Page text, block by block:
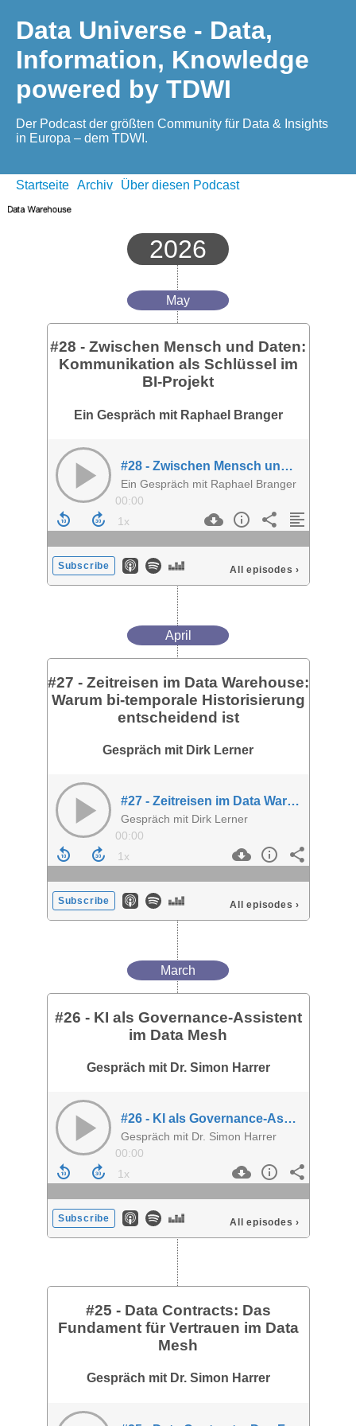
Data Universe - Data,
Information, Knowledge
powered by TDWI
Der Podcast der größten Community für Data & Insights
in Europa – dem TDWI.
Startseite Archiv Über diesen Podcast
2026
May
#28 - Zwischen Mensch und Daten:
Kommunikation als Schlüssel im
BI-Projekt
Ein Gespräch mit Raphael Branger
#28 - Zwischen Mensch und Daten: Kommunikation als Schlüssel im BI-Projekt
Ein Gespräch mit Raphael Branger
00:00
Subscribe All episodes ›
April
#27 - Zeitreisen im Data Warehouse:
Warum bi-temporale Historisierung
entscheidend ist
Gespräch mit Dirk Lerner
#27 - Zeitreisen im Data Warehouse: Warum bi-temporale Historisierung entscheidend ist
Gespräch mit Dirk Lerner
00:00
Subscribe All episodes ›
March
#26 - KI als Governance-Assistent
im Data Mesh
Gespräch mit Dr. Simon Harrer
#26 - KI als Governance-Assistent im Data Mesh
Gespräch mit Dr. Simon Harrer
00:00
Subscribe All episodes ›
#25 - Data Contracts: Das
Fundament für Vertrauen im Data
Mesh
Gespräch mit Dr. Simon Harrer